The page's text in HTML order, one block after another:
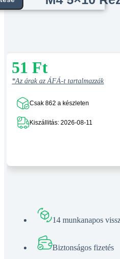
51Ft
*Az árak az ÁFÁ-t tartalmazzák
Csak 862 a készleten
Kiszállitás: 2026-08-11
14 munkanapos
Biztonságos fizetés